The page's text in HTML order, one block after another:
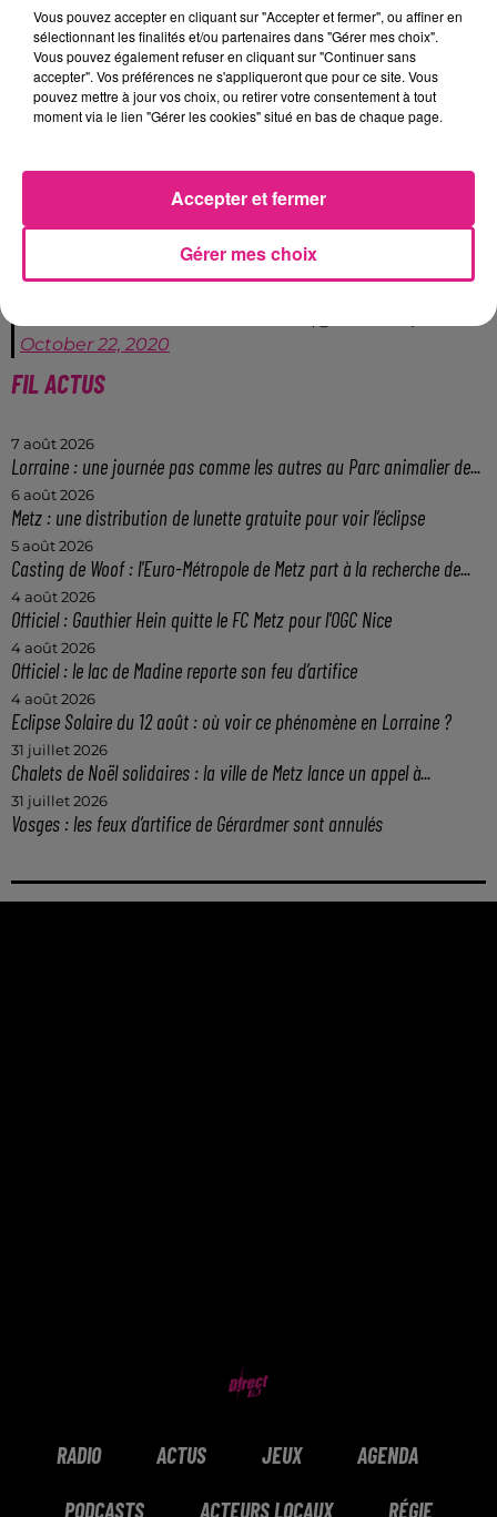
Enfn, en cas de non-respect du couvre-feu, les
contrevenants devront régler une facture de 135
euros. Quant aux déplacements autorisés entre 21h
et 6h, ils nécessiteront uneattestation de
#COVID19|#CouvreFeu- Pour connaître les
nouvelles mesures entrant en vigueur, vous pouvez
consulter le site internet de la préfecture �
https://t.co/UaCPgcAKvX
pic.twitter.com/2uM8pOrvMe
October 22, 2020
FIL ACTUS
7 août 2026
Lorraine : une journée pas comme les autres au Parc animalier de...
6 août 2026
Metz : une distribution de lunette gratuite pour voir l’éclipse
5 août 2026
Casting de Woof : l'Euro-Métropole de Metz part à la recherche de...
4 août 2026
Officiel : Gauthier Hein quitte le FC Metz pour l'OGC Nice
4 août 2026
Officiel : le lac de Madine reporte son feu d’artifice
4 août 2026
Eclipse Solaire du 12 août : où voir ce phénomène en Lorraine ?
31 juillet 2026
Chalets de Noël solidaires : la ville de Metz lance un appel à...
31 juillet 2026
Vosges : les feux d’artifice de Gérardmer sont annulés
RADIO ACTUS JEUX AGENDA
PODCASTS ACTEURS LOCAUX RÉGIE
Vous pouvez accepter en cliquant sur "Accepter et fermer", ou affiner en
sélectionnant les finalités et/ou partenaires dans "Gérer mes choix".
Vous pouvez également refuser en cliquant sur "Continuer sans
accepter". Vos préférences ne s'appliqueront que pour ce site. Vous
pouvez mettre à jour vos choix, ou retirer votre consentement à tout
moment via le lien "Gérer les cookies" situé en bas de chaque page.
Gérer mes choix
Accepter et fermer